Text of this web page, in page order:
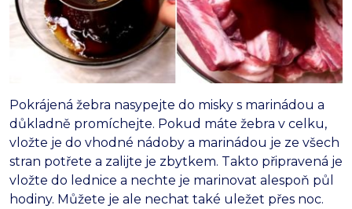
Pokrájená žebra nasypejte do misky s marinádou a
důkladně promíchejte. Pokud máte žebra v celku,
vložte je do vhodné nádoby a marinádou je ze všech
stran potřete a zalijte je zbytkem. Takto připravená je
vložte do lednice a nechte je marinovat alespoň půl
hodiny. Můžete je ale nechat také uležet přes noc.